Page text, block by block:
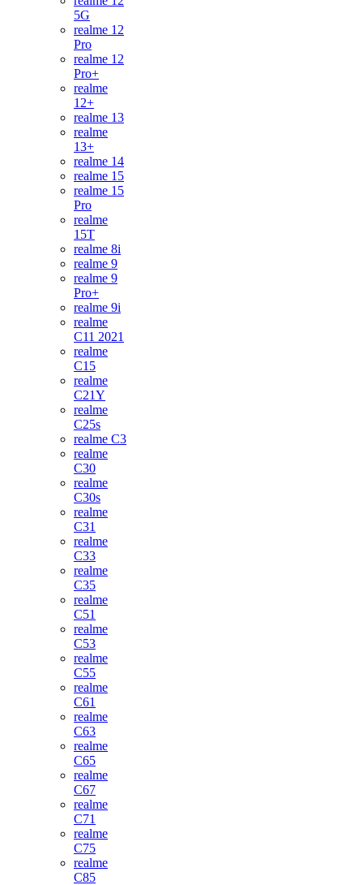
5G
realme 12
Pro
realme 12
Pro+
realme
12+
realme 13
realme
13+
realme 14
realme 15
realme 15
Pro
realme
15T
realme 8i
realme 9
realme 9
Pro+
realme 9i
realme
C11 2021
realme
C15
realme
C21Y
realme
C25s
realme C3
realme
C30
realme
C30s
realme
C31
realme
C33
realme
C35
realme
C51
realme
C53
realme
C55
realme
C61
realme
C63
realme
C65
realme
C67
realme
C71
realme
C75
realme
C85